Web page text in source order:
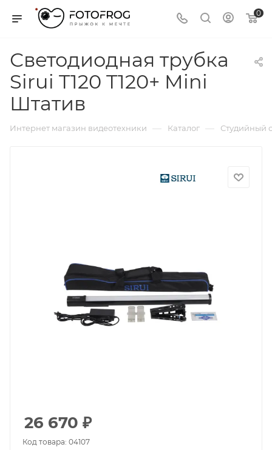
0
Светодиодная трубка
Sirui T120 T120+ Mini
Штатив
Интернет магазин видеотехники — Каталог — Студийный
26 670 ₽
Код товара: 04107